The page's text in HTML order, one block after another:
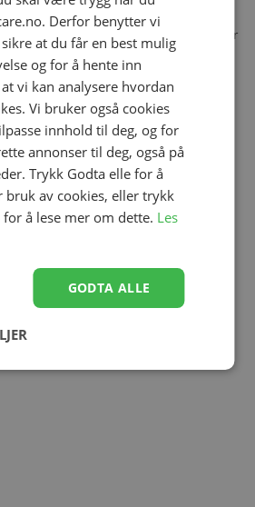
sikre materialer. Det stilfulle designet
like godt ut i stuen, på lekerommet eller
Derfor benytter vi
at du får en best mulig
og for å hente inn
vi kan analysere hvordan
Vi bruker også cookies
innhold til deg, og for
annonser til deg, også på
Trykk Godta elle for å
bruk av cookies, eller trykk
for å lese mer om dette. Les
GODTA ALLE